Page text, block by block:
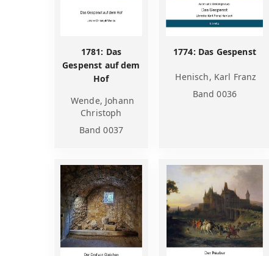
1781: Das
Gespenst auf dem
Hof
Wende, Johann
Christoph
Band 0037
1774: Das Gespenst
Henisch, Karl Franz
Band 0036